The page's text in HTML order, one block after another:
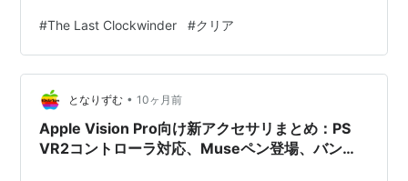
トレースしたロボットを大量出現させ 効率よく作物を育
てるといった感じです ちなみにトレース時間は限界はあ
りますがある程度時間調整できる 流れとしては 鉢に作物
を入れるロボット→水をやるロボット→成長した作物を
収めるロボット をそれぞれ作る、みたいな それで一定期
間の間に一定…
#The Last Clockwinder #クリア
となりずむ • 10ヶ月前
Apple Vision Pro向け新アクセサリまとめ：PS
VR2コントローラ対応、Museペン登場、バンド